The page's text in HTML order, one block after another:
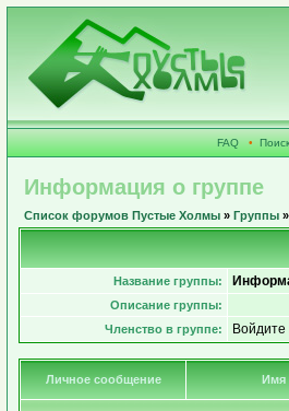
FAQ • Поиск
Информация о группе
Список форумов Пустые Холмы » Группы
Название группы:
Описание группы:
Членство в группе:
Войдите
Личное сообщение Имя